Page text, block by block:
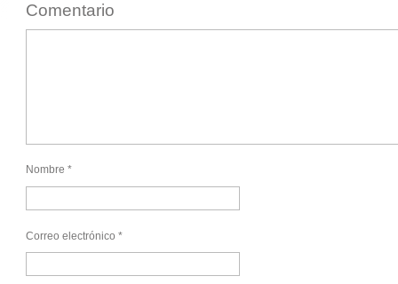
Comentario
Nombre *
Correo electrónico *